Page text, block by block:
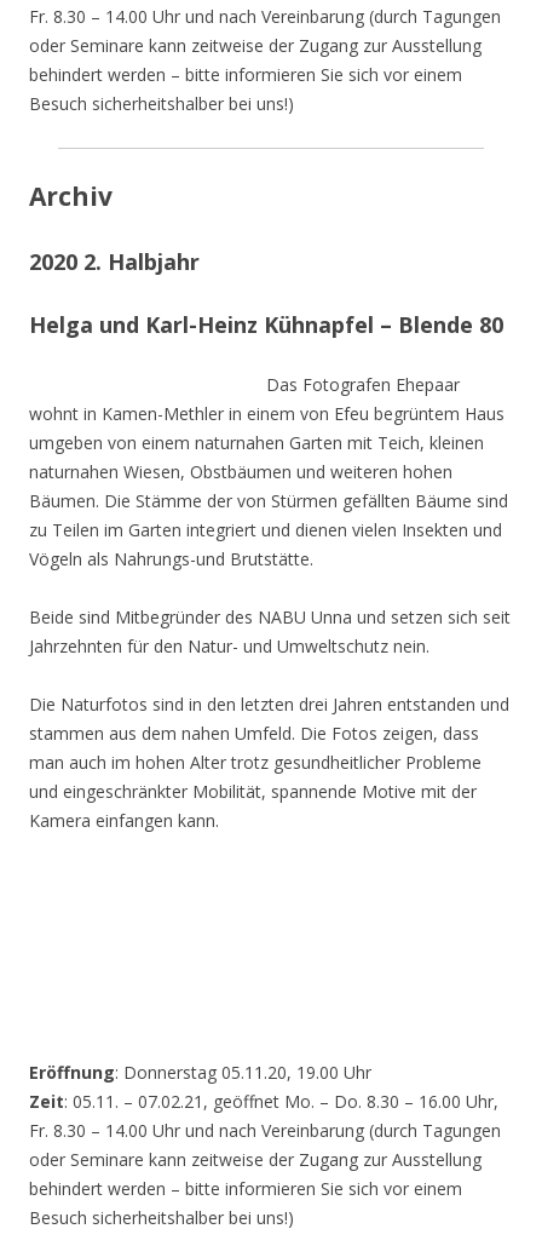
Fr. 8.30 – 14.00 Uhr und nach Vereinbarung (durch Tagungen
oder Seminare kann zeitweise der Zugang zur Ausstellung
behindert werden – bitte informieren Sie sich vor einem
Besuch sicherheitshalber bei uns!)
Archiv
2020 2. Halbjahr
Helga und Karl-Heinz Kühnapfel – Blende 80
Das Fotografen Ehepaar
wohnt in Kamen-Methler in einem von Efeu begrüntem Haus
umgeben von einem naturnahen Garten mit Teich, kleinen
naturnahen Wiesen, Obstbäumen und weiteren hohen
Bäumen. Die Stämme der von Stürmen gefällten Bäume sind
zu Teilen im Garten integriert und dienen vielen Insekten und
Vögeln als Nahrungs-und Brutstätte.
Beide sind Mitbegründer des NABU Unna und setzen sich seit
Jahrzehnten für den Natur- und Umweltschutz nein.
Die Naturfotos sind in den letzten drei Jahren entstanden und
stammen aus dem nahen Umfeld. Die Fotos zeigen, dass
man auch im hohen Alter trotz gesundheitlicher Probleme
und eingeschränkter Mobilität, spannende Motive mit der
Kamera einfangen kann.
Eröffnung: Donnerstag 05.11.20, 19.00 Uhr
Zeit: 05.11. – 07.02.21, geöffnet Mo. – Do. 8.30 – 16.00 Uhr,
Fr. 8.30 – 14.00 Uhr und nach Vereinbarung (durch Tagungen
oder Seminare kann zeitweise der Zugang zur Ausstellung
behindert werden – bitte informieren Sie sich vor einem
Besuch sicherheitshalber bei uns!)